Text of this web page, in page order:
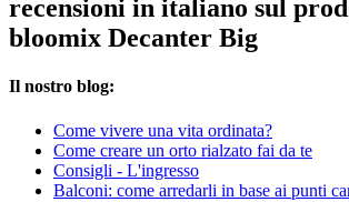
recensioni in italiano sul
bloomix Decanter Big
Il nostro blog:
Come vivere una vita ordinata?
Come creare un orto rialzato fai da te
Consigli - L'ingresso
Balconi: come arredarli in base ai punti